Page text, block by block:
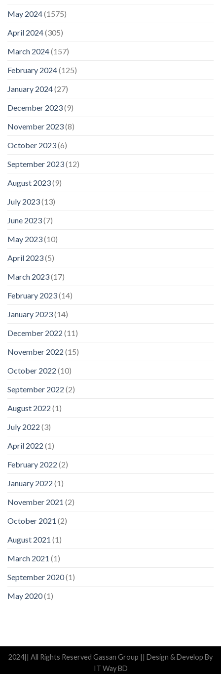
May 2024(1575)
April 2024(305)
March 2024(157)
February 2024(125)
January 2024(27)
December 2023(9)
November 2023(8)
October 2023(6)
September 2023(12)
August 2023(9)
July 2023(13)
June 2023(7)
May 2023(10)
April 2023(5)
March 2023(17)
February 2023(14)
January 2023(14)
December 2022 (11)
November 2022 (15)
October 2022 (10)
September 2022 (2)
August 2022 (1)
July 2022 (3)
April 2022 (1)
February 2022 (2)
January 2022 (1)
November 2021 (2)
October 2021 (2)
August 2021 (1)
March 2021 (1)
September 2020(1)
May 2020(1)
2024|| All Rights Reserved Gassan Group || Design & Develop By
IT Way BD